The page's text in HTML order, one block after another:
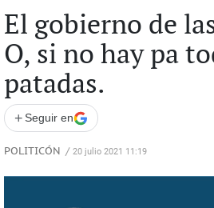
El gobierno de
O, si no hay pa
patadas.
+ Seguir en
POLITICÓN / 20 julio 2021 11:19